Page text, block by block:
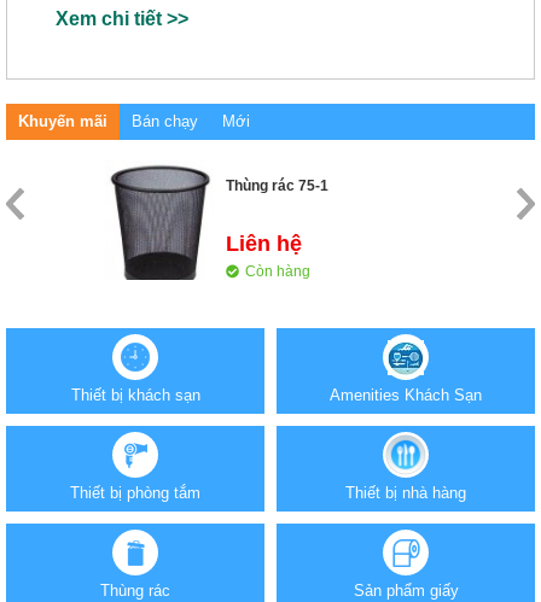
Xem chi tiết >>
Khuyến mãi Bán chạy Mới
Thùng rác 75-1
Liên hệ
Còn hàng
Thanh kẹp order - bill inox
220.000
Thiết bị khách sạn Amenities Khách Sạn
Thiết bị phòng tắm Thiết bị nhà hàng
Thùng rác Sản phẩm giấy